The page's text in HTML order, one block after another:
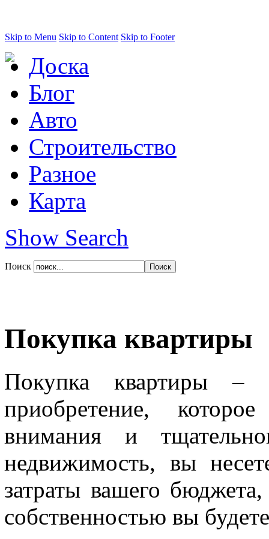
Skip to Menu Skip to Content Skip to Footer
Доска
Блог
Авто
Строительство
Разное
Карта
Show Search
Поиск
Покупка квартиры
Покупка квартиры –
приобретение,
внимания и
недвижимость, вы
затраты вашего
собственностью вы